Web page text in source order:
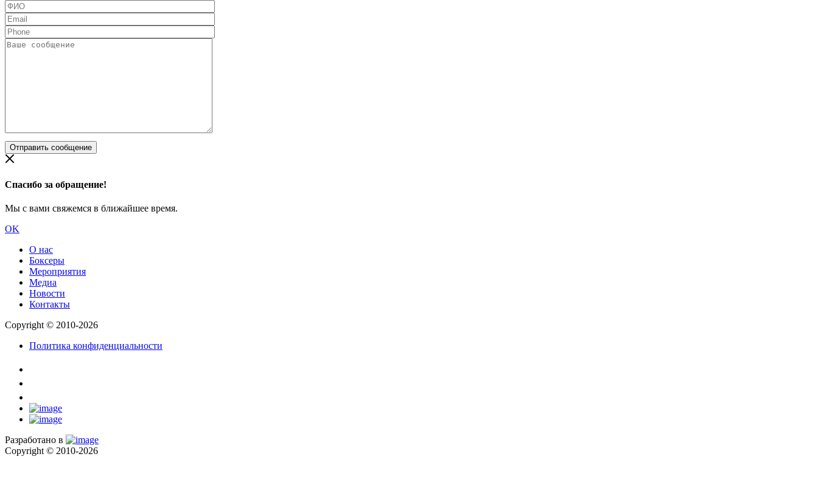
Спасибо за обращение!
Мы с вами свяжемся в ближайшее время.
OK
О нас
Боксеры
Мероприятия
Медиа
Новости
Контакты
Copyright © 2010-2026
Политика конфиденциальности
Разработано в
Copyright © 2010-2026